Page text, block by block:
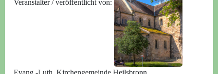
Veranstalter / veröffentlicht von:
Evang.-Luth. Kirchengemeinde Heilsbronn